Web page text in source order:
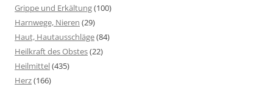
Grippe und Erkältung(100)
Harnwege, Nieren (29)
Haut, Hautausschläge(84)
Heilkraft des Obstes(22)
Heilmittel(435)
Herz(166)